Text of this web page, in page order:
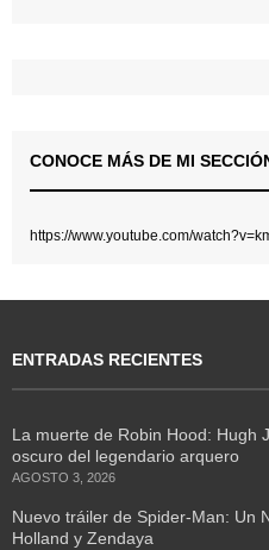
CONOCE MÁS DE MI
https://www.youtube.com/
ENTRADAS RECIENTES
La muerte de Robin Hood: Hugh
oscuro del legendario arquero
AGOSTO 3, 2026
Nuevo tráiler de Spider-Man: Un
Holland y Zendaya